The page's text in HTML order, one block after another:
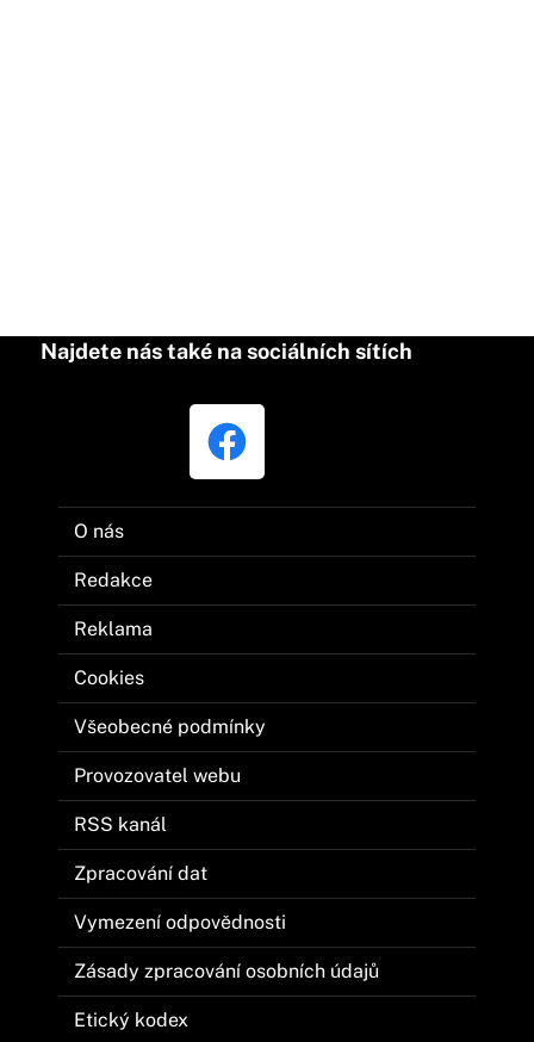
Najdete nás také na sociálních sítích
O nás
Redakce
Reklama
Cookies
Všeobecné podmínky
Provozovatel webu
RSS kanál
Zpracování dat
Vymezení odpovědnosti
Zásady zpracování osobních údajů
Etický kodex